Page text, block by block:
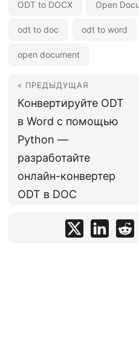
ODT to DOCX Open
odt to doc odt to word
open document
« ПРЕДЫДУЩАЯ
Конвертируйте ODT
в Word с помощью
Python —
разработайте
онлайн-конвертер
ODT в DOC